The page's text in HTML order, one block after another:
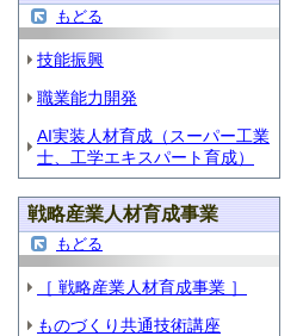
もどる
技能振興
職業能力開発
AI実装人材育成（スーパー工業
士、工学エキスパート育成）
戦略産業人材育成事業
もどる
［ 戦略産業人材育成事業 ］
ものづくり共通技術講座